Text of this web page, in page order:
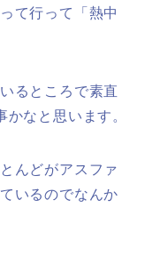
て行って「熱中
るところで素直
なと思います。
んどがアスファ
いるのでなんか